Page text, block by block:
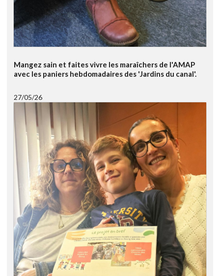
Mangez sain et faites vivre les maraîchers de l'AMAP
avec les paniers hebdomadaires des 'Jardins du canal'.
27/05/26